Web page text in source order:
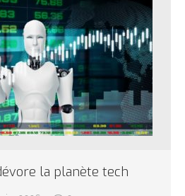
la planète tech